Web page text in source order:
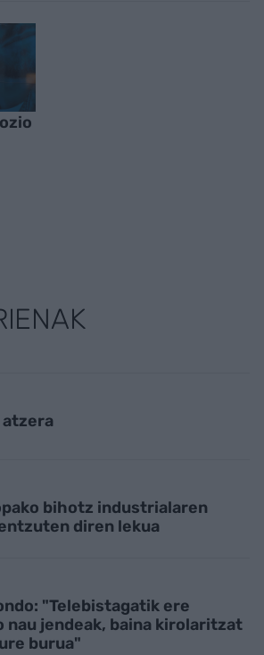
atzera
bihotz industrialaren
diren lekua
"Telebistagatik ere
nau jendeak, baina kirolaritzat
burua"